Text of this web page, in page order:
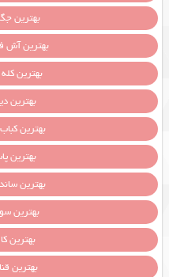
بهترین
بهترین آش
بهترین
بهترین
بهترین
بهترین
بهترین
بهترین
بهترین
بهترین